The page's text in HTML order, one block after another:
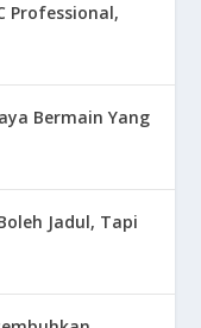
Professional,
Bermain Yang
Jadul, Tapi